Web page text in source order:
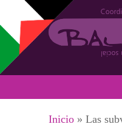
Pasar al contenido principal
Se
Inicio » Las